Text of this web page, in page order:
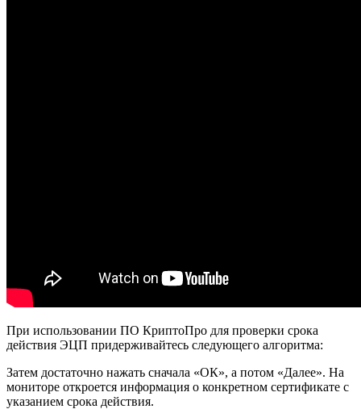
При использовании ПО КриптоПро для проверки срока
действия ЭЦП придерживайтесь следующего алгоритма:
Затем достаточно нажать сначала «ОК», а потом «Далее». На
мониторе откроется информация о конкретном сертификате с
указанием срока действия.